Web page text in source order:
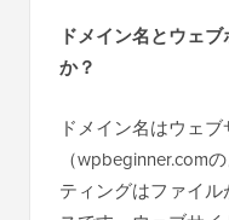
ドメイン名とウェ
か？
ドメイン名はウェ
（wpbeginner.com
ティングはファイ